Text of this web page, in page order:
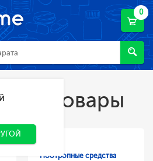
0
товары
Ноотропные средства